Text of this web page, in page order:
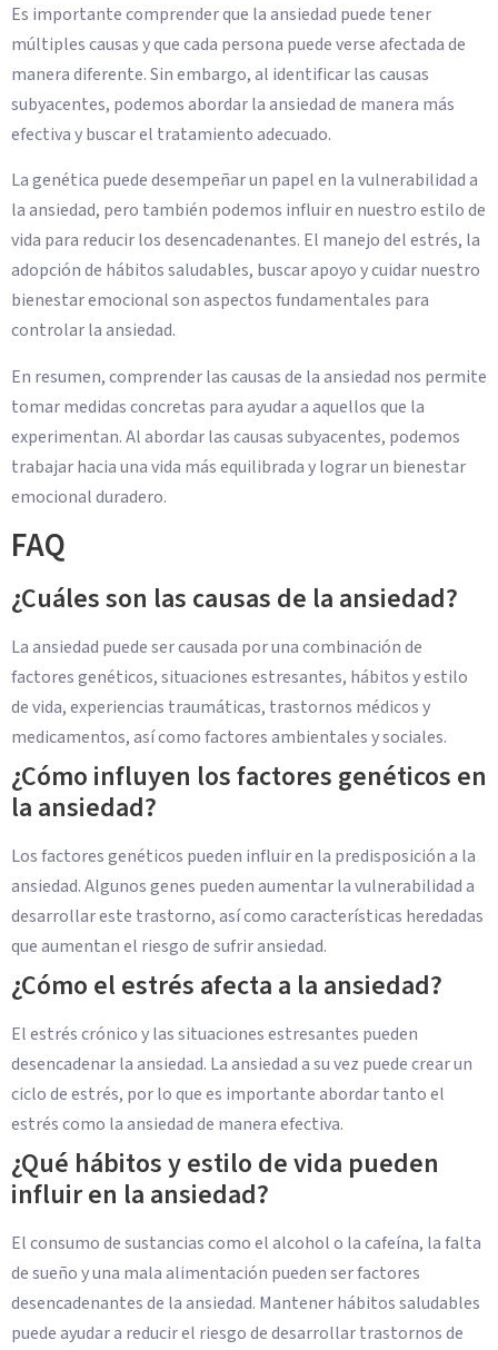
Es importante comprender que la ansiedad puede tener
múltiples causas y que cada persona puede verse afectada de
manera diferente. Sin embargo, al identificar las causas
subyacentes, podemos abordar la ansiedad de manera más
efectiva y buscar el tratamiento adecuado.
La genética puede desempeñar un papel en la vulnerabilidad a
la ansiedad, pero también podemos influir en nuestro estilo de
vida para reducir los desencadenantes. El manejo del estrés, la
adopción de hábitos saludables, buscar apoyo y cuidar nuestro
bienestar emocional son aspectos fundamentales para
controlar la ansiedad.
En resumen, comprender las causas de la ansiedad nos permite
tomar medidas concretas para ayudar a aquellos que la
experimentan. Al abordar las causas subyacentes, podemos
trabajar hacia una vida más equilibrada y lograr un bienestar
emocional duradero.
FAQ
¿Cuáles son las causas de la ansiedad?
La ansiedad puede ser causada por una combinación de
factores genéticos, situaciones estresantes, hábitos y estilo
de vida, experiencias traumáticas, trastornos médicos y
medicamentos, así como factores ambientales y sociales.
¿Cómo influyen los factores genéticos en
la ansiedad?
Los factores genéticos pueden influir en la predisposición a la
ansiedad. Algunos genes pueden aumentar la vulnerabilidad a
desarrollar este trastorno, así como características heredadas
que aumentan el riesgo de sufrir ansiedad.
¿Cómo el estrés afecta a la ansiedad?
El estrés crónico y las situaciones estresantes pueden
desencadenar la ansiedad. La ansiedad a su vez puede crear un
ciclo de estrés, por lo que es importante abordar tanto el
estrés como la ansiedad de manera efectiva.
¿Qué hábitos y estilo de vida pueden
influir en la ansiedad?
El consumo de sustancias como el alcohol o la cafeína, la falta
de sueño y una mala alimentación pueden ser factores
desencadenantes de la ansiedad. Mantener hábitos saludables
puede ayudar a reducir el riesgo de desarrollar trastornos de